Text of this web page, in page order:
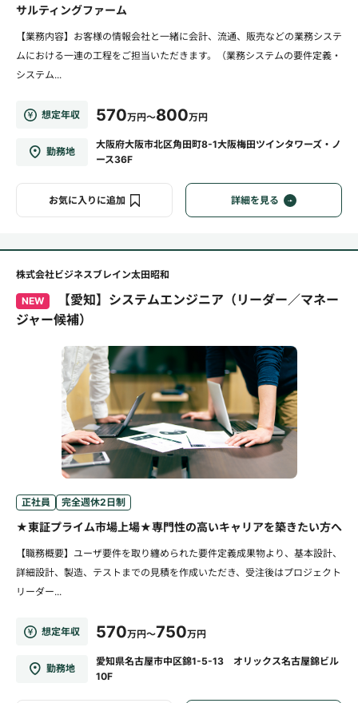
サルティングファーム
【業務内容】お客様の情報会社と一緒に会計、流通、販売などの業務システ
ムにおける一連の工程をご担当いただきます。（業務システムの要件定義・
システム...
想定年収 570万円～800万円
勤務地
大阪府大阪市北区角田町8-1大阪梅田ツインタワーズ・ノ
ース36F
お気に入りに追加 詳細を見る
株式会社ビジネスブレイン太田昭和
NEW
【愛知】システムエンジニア（リーダー／マネー
ジャー候補）
正社員 完全週休2日制
★東証プライム市場上場★専門性の高いキャリアを築きたい方へ
【職務概要】ユーザ要件を取り纏められた要件定義成果物より、基本設計、
詳細設計、製造、テストまでの見積を作成いただき、受注後はプロジェクト
リーダー...
想定年収 570万円～750万円
勤務地
愛知県名古屋市中区錦1-5-13 オリックス名古屋錦ビル
10F